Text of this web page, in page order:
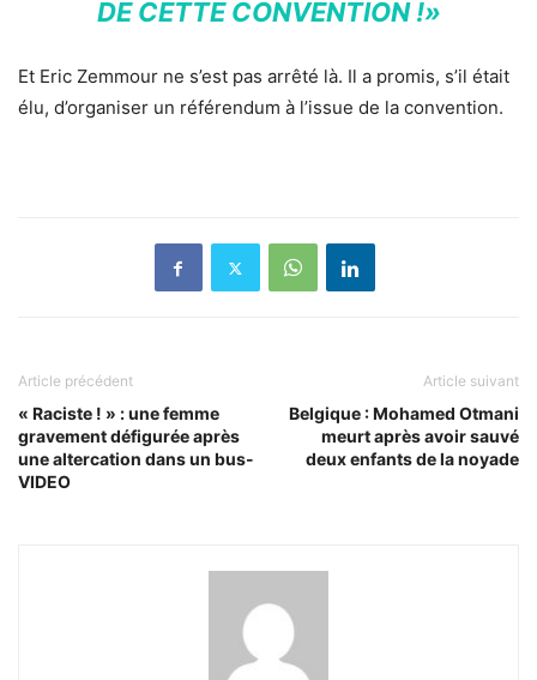
DE CETTE CONVENTION !»
Et Eric Zemmour ne s’est pas arrêté là. Il a promis, s’il était
élu, d’organiser un référendum à l’issue de la convention.
Article précédent
« Raciste ! » : une femme
gravement défigurée après
une altercation dans un bus-
VIDEO
Article suivant
Belgique : Mohamed Otmani
meurt après avoir sauvé
deux enfants de la noyade